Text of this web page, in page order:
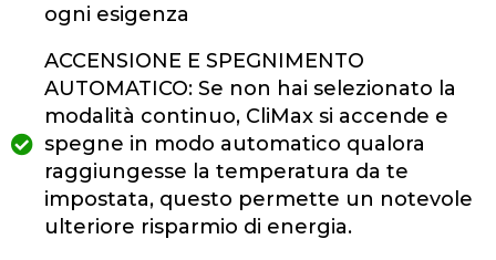
ogni esigenza
ACCENSIONE E SPEGNIMENTO
AUTOMATICO: Se non hai selezionato la
modalità continuo, CliMax si accende e
spegne in modo automatico qualora
raggiungesse la temperatura da te
impostata, questo permette un notevole
ulteriore risparmio di energia.